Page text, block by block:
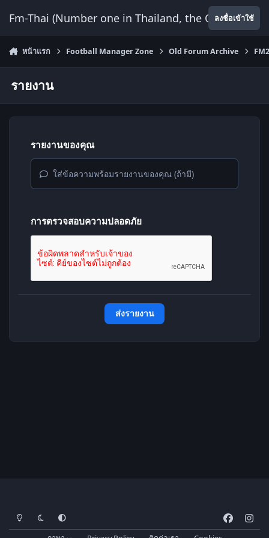
Fm-Thai (Number one in Thailand, the Onlyลงชื่อเข้าใช้
หน้าแรก Football Manager Zone Old Forum Archive
รายงาน
รายงานของคุณ
ใส่ข้อความพร้อมรายงานของคุณ (ถ้ามี)
การตรวจสอบความปลอดภัย
ส่งรายงาน
โหมดสว่างโหมดมืด การตั้งค่าระบบ
a
n